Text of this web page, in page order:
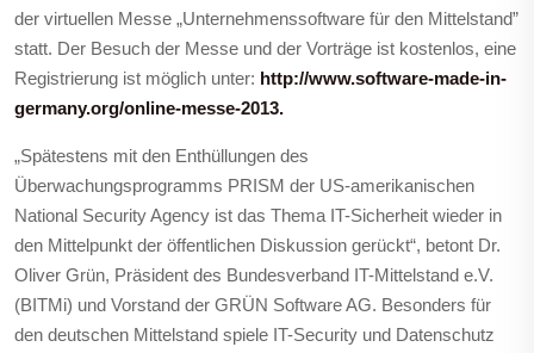
der virtuellen Messe „Unternehmenssoftware für den Mittelstand”
statt. Der Besuch der Messe und der Vorträge ist kostenlos, eine
Registrierung ist möglich unter: http://www.software-made-in-
germany.org/online-messe-2013.
„Spätestens mit den Enthüllungen des
Überwachungsprogramms PRISM der US-amerikanischen
National Security Agency ist das Thema IT-Sicherheit wieder in
den Mittelpunkt der öffentlichen Diskussion gerückt“, betont Dr.
Oliver Grün, Präsident des Bundesverband IT-Mittelstand e.V.
(BITMi) und Vorstand der GRÜN Software AG. Besonders für
den deutschen Mittelstand spiele IT-Security und Datenschutz